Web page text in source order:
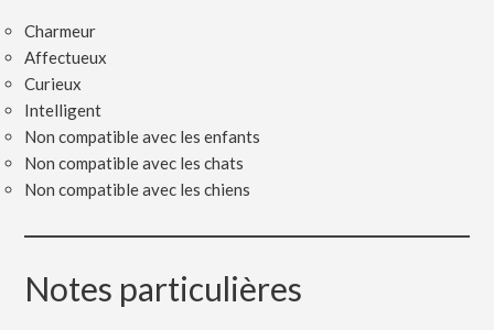
Charmeur
Affectueux
Curieux
Intelligent
Non compatible avec les enfants
Non compatible avec les chats
Non compatible avec les chiens
Notes particulières